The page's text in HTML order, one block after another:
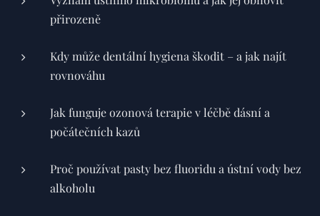
přirozeně
Kdy může dentální hygiena škodit – a jak najít
rovnováhu
Jak funguje ozonová terapie v léčbě dásní a
počátečních kazů
Proč používat pasty bez fluoridu a ústní vody bez
alkoholu